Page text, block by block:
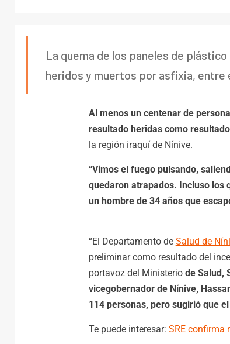
La quema de los paneles de
heridos y muertos por asfixia, entre
Al menos un centenar de
resultado heridas como
la región iraquí de Nínive.
“Vimos el fuego pulsando,
quedaron atrapados. Incluso los
un hombre de 34 años que
“El Departamento de Salud de
preliminar como resultado del
portavoz del Ministerio de Salud,
vicegobernador de Nínive,
114 personas, pero sugirió que
Te puede interesar: SRE confirma